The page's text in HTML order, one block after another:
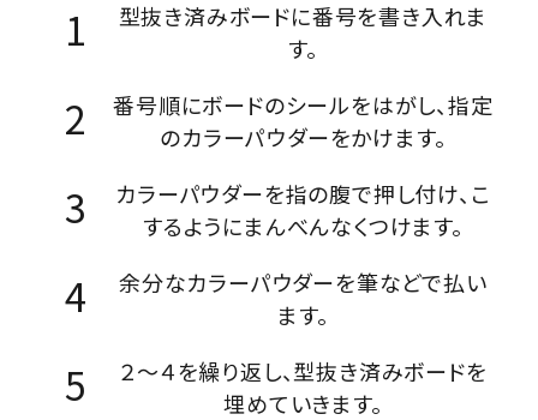
型抜き済みボードに番号を書き入れま
す。
番号順にボードのシールをはがし、指定
のカラーパウダーをかけます。
カラーパウダーを指の腹で押し付け、こ
するようにまんべんなくつけます。
余分なカラーパウダーを筆などで払い
ます。
２～４を繰り返し、型抜き済みボードを
埋めていきます。